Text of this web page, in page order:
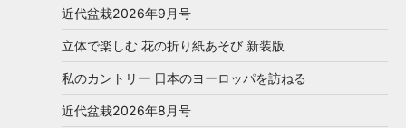
近代盆栽2026年9月号
立体で楽しむ 花の折り紙あそび 新装版
私のカントリー 日本のヨーロッパを訪ねる
近代盆栽2026年8月号